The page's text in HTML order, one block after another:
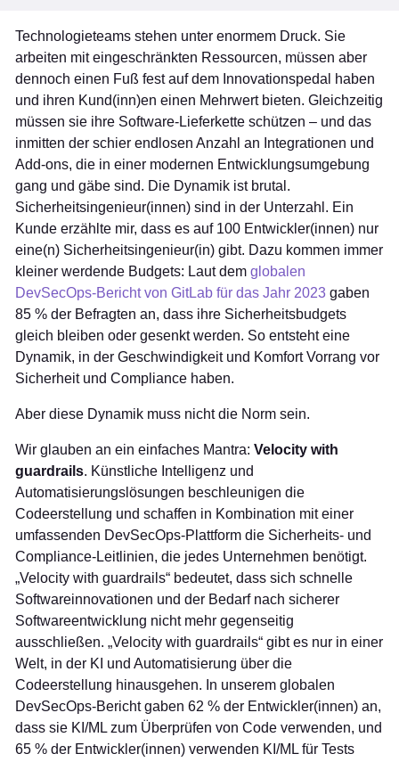
Technologieteams stehen unter enormem Druck. Sie
arbeiten mit eingeschränkten Ressourcen, müssen aber
dennoch einen Fuß fest auf dem Innovationspedal haben
und ihren Kund(inn)en einen Mehrwert bieten. Gleichzeitig
müssen sie ihre Software-Lieferkette schützen – und das
inmitten der schier endlosen Anzahl an Integrationen und
Add-ons, die in einer modernen Entwicklungsumgebung
gang und gäbe sind. Die Dynamik ist brutal.
Sicherheitsingenieur(innen) sind in der Unterzahl. Ein
Kunde erzählte mir, dass es auf 100 Entwickler(innen) nur
eine(n) Sicherheitsingenieur(in) gibt. Dazu kommen immer
kleiner werdende Budgets: Laut dem globalen
DevSecOps-Bericht von GitLab für das Jahr 2023 gaben
85 % der Befragten an, dass ihre Sicherheitsbudgets
gleich bleiben oder gesenkt werden. So entsteht eine
Dynamik, in der Geschwindigkeit und Komfort Vorrang vor
Sicherheit und Compliance haben.
Aber diese Dynamik muss nicht die Norm sein.
Wir glauben an ein einfaches Mantra: Velocity with
guardrails. Künstliche Intelligenz und
Automatisierungslösungen beschleunigen die
Codeerstellung und schaffen in Kombination mit einer
umfassenden DevSecOps-Plattform die Sicherheits- und
Compliance-Leitlinien, die jedes Unternehmen benötigt.
„Velocity with guardrails“ bedeutet, dass sich schnelle
Softwareinnovationen und der Bedarf nach sicherer
Softwareentwicklung nicht mehr gegenseitig
ausschließen. „Velocity with guardrails“ gibt es nur in einer
Welt, in der KI und Automatisierung über die
Codeerstellung hinausgehen. In unserem globalen
DevSecOps-Bericht gaben 62 % der Entwickler(innen) an,
dass sie KI/ML zum Überprüfen von Code verwenden, und
65 % der Entwickler(innen) verwenden KI/ML für Tests